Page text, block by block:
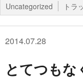
Uncategorized トラ
2014.07.28
とてつもな